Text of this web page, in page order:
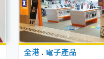
全港 . 電子產品